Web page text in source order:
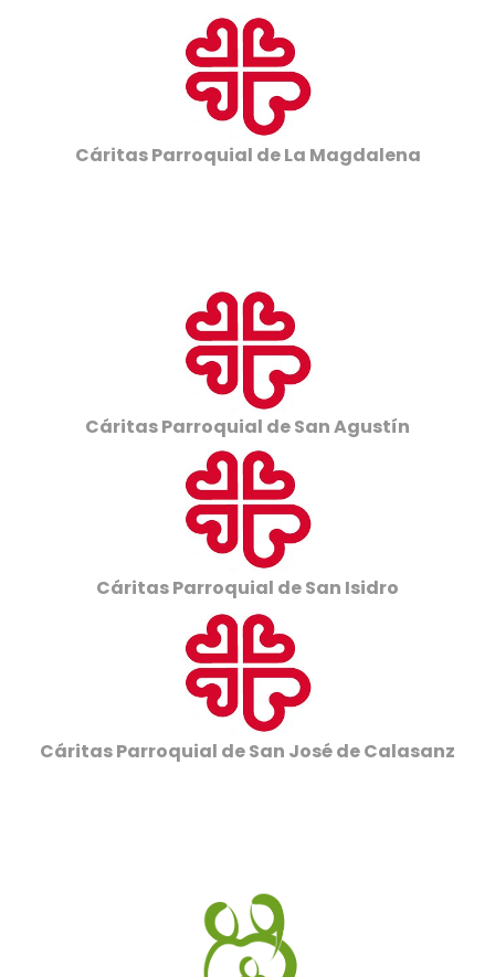
Cáritas Parroquial de La Magdalena
Cáritas Parroquial de San Agustín
Cáritas Parroquial de San Isidro
Cáritas Parroquial de San José de Calasanz